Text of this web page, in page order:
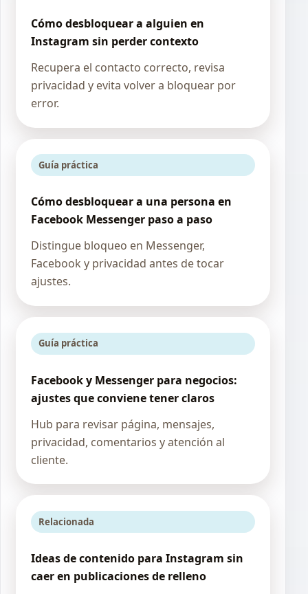
Cómo desbloquear a alguien en
Instagram sin perder contexto
Recupera el contacto correcto, revisa
privacidad y evita volver a bloquear por
error.
Guía práctica
Cómo desbloquear a una persona en
Facebook Messenger paso a paso
Distingue bloqueo en Messenger,
Facebook y privacidad antes de tocar
ajustes.
Guía práctica
Facebook y Messenger para negocios:
ajustes que conviene tener claros
Hub para revisar página, mensajes,
privacidad, comentarios y atención al
cliente.
Relacionada
Ideas de contenido para Instagram sin
caer en publicaciones de relleno